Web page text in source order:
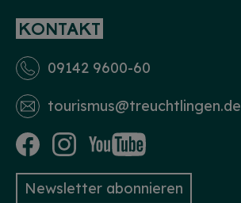
KONTAKT
09142 9600-60
tourismus­@treuchtlingen.de
Newsletter abonnieren